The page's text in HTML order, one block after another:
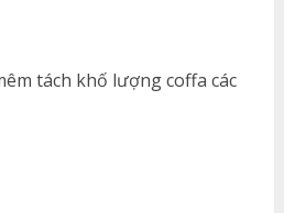
tách khố lượng coffa các